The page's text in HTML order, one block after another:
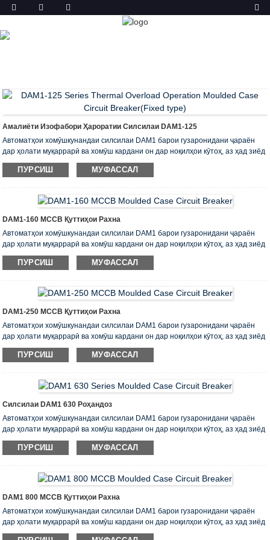
МАҲСУЛОТ
Амалиёти Изофабори Ҳароратии Силсилаи DAM1-125
Автоматҳои хомӯшкунандаи силсилаи DAM1 барои гузаронидани ҷараён
дар ҳолати муқаррарӣ ва хомӯш кардани он дар ноқилҳои кӯтоҳ, аз ҳад зиёд
сарборӣ, кандашавии ғайри қобили қабул, инчунин ба кор даровардани
қисмҳои занҷири электрикӣ пешбинӣ шудаанд. Онҳо барои истифода дар
як ҷараёни номиналӣ аз 12,5 то 1600А маҳдуд аст.
Онҳо ба талаботҳои EN 60947-1, EN 60947-2 мувофиқат мекунанд
ПУРСИШ МУФАССАЛ
DAM1-160 MCCB Қуттиҳои Рахна
Автоматҳои хомӯшкунандаи силсилаи DAM1 барои гузаронидани ҷараён
дар ҳолати муқаррарӣ ва хомӯш кардани он дар ноқилҳои кӯтоҳ, аз ҳад зиёд
сарборӣ, кандашавии ғайри қобили қабул, инчунин ба кор даровардани
қисмҳои занҷири электрикӣ пешбинӣ шудаанд. Онҳо барои истифода дар
як ҷараёни номиналӣ аз 12,5 то 1600А маҳдуд аст.
Онҳо ба талаботҳои EN 60947-1, EN 60947-2 мувофиқат мекунанд
ПУРСИШ МУФАССАЛ
DAM1-250 MCCB Қуттиҳои Рахна
Автоматҳои хомӯшкунандаи силсилаи DAM1 барои гузаронидани ҷараён
дар ҳолати муқаррарӣ ва хомӯш кардани он дар ноқилҳои кӯтоҳ, аз ҳад зиёд
сарборӣ, кандашавии ғайри қобили қабул, инчунин ба кор даровардани
қисмҳои занҷири электрикӣ пешбинӣ шудаанд. Онҳо барои истифода дар
як ҷараёни номиналӣ аз 12,5 то 1600А маҳдуд аст.
Онҳо ба талаботҳои EN 60947-1, EN 60947-2 мувофиқат мекунанд.
ПУРСИШ МУФАССАЛ
Силсилаи DAM1 630 Роҳандоз
Автоматҳои хомӯшкунандаи силсилаи DAM1 барои гузаронидани ҷараён
дар ҳолати муқаррарӣ ва хомӯш кардани он дар ноқилҳои кӯтоҳ, аз ҳад зиёд
сарборӣ, кандашавии ғайри қобили қабул, инчунин ба кор даровардани
қисмҳои занҷири электрикӣ пешбинӣ шудаанд. Онҳо барои истифода дар
як ҷараёни номиналӣ аз 12,5 то 1600А маҳдуд аст.
Онҳо ба талаботҳои EN 60947-1, EN 60947-2 мувофиқат мекунанд.
ПУРСИШ МУФАССАЛ
DAM1 800 MCCB Қуттиҳои Рахна
Автоматҳои хомӯшкунандаи силсилаи DAM1 барои гузаронидани ҷараён
дар ҳолати муқаррарӣ ва хомӯш кардани он дар ноқилҳои кӯтоҳ, аз ҳад зиёд
сарборӣ, кандашавии ғайри қобили қабул, инчунин ба кор даровардани